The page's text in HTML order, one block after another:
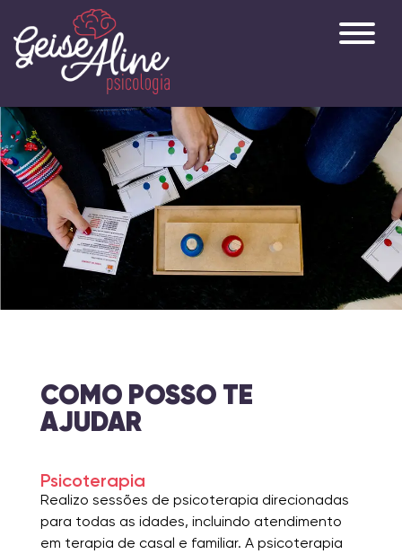
COMO POSSO TE
AJUDAR
Psicoterapia
Realizo sessões de psicoterapia direcionadas
para todas as idades, incluindo atendimento
em terapia de casal e familiar. A psicoterapia